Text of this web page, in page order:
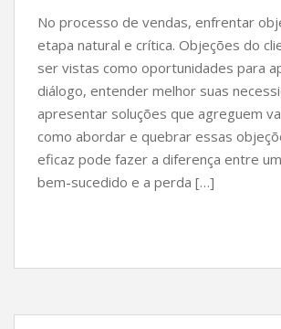
No processo de vendas, enfrentar
etapa natural e crítica. Objeções do
ser vistas como oportunidades para
diálogo, entender melhor suas
apresentar soluções que agreguem
como abordar e quebrar essas
eficaz pode fazer a diferença entre
bem-sucedido e a perda […]